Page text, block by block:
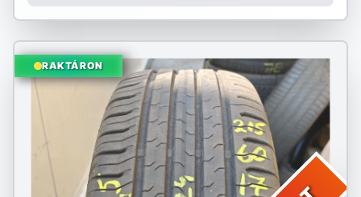
RAKTÁRON